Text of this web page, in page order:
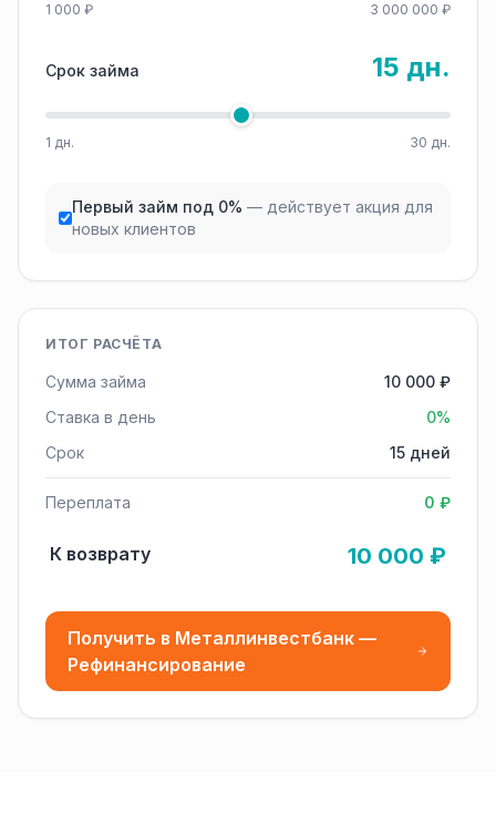
1 000 ₽ 3 000 000 ₽
Срок займа 15 дн.
1 дн. 30 дн.
Первый займ под 0% — действует акция для
новых клиентов
ИТОГ РАСЧЁТА
Сумма займа
10 000 ₽
Ставка в день
0%
Срок
15 дней
Переплата 0 ₽
К возврату 10 000 ₽
Получить в Металлинвестбанк —
Рефинансирование